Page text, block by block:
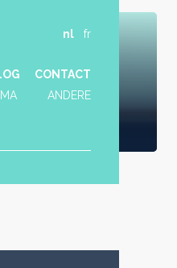
nl fr
CONTACT
ANDERE